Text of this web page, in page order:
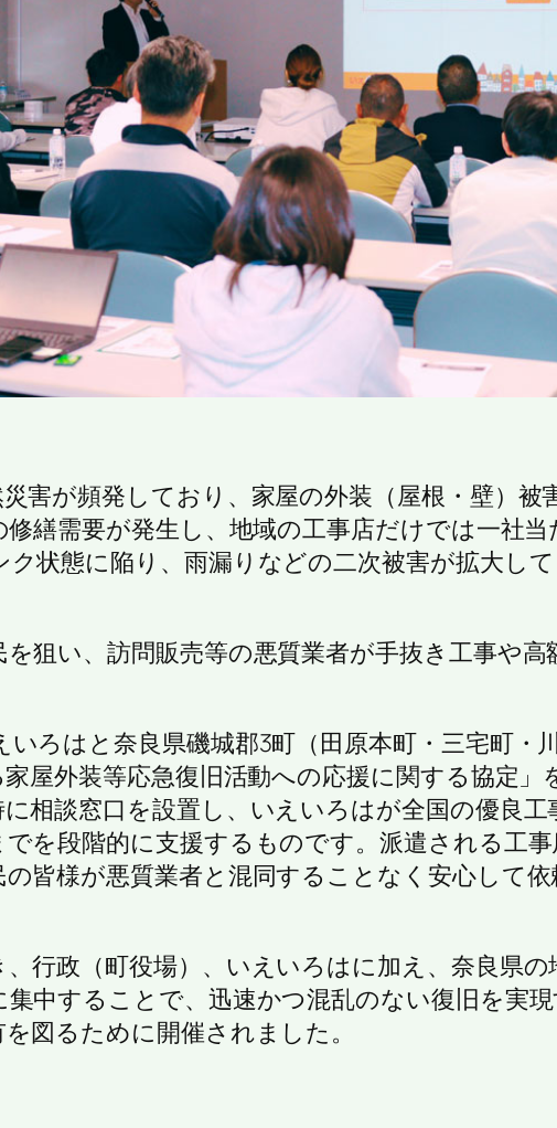
害が頻発しており、家屋の外装（屋根・壁）被
繕需要が発生し、地域の工事店だけでは一社
状態に陥り、雨漏りなどの二次被害が拡大し
狙い、訪問販売等の悪質業者が手抜き工事や
ろはと奈良県磯城郡3町（田原本町・三宅町・
屋外装等応急復旧活動への応援に関する協定」
相談窓口を設置し、いえいろはが全国の優良
を段階的に支援するものです。派遣される工
皆様が悪質業者と混同することなく安心して
行政（町役場）、いえいろはに加え、奈良県
中することで、迅速かつ混乱のない復旧を実
図るために開催されました。